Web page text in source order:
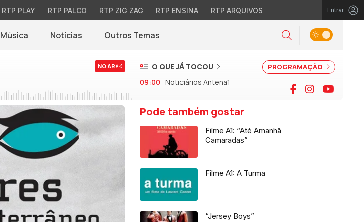
RTP PLAY RTP PALCO RTP ZIG ZAG RTP ENSINA RTP ARQUIVOS Entrar
Música Notícias(abre em nova janela)
Outros Temas Pesquisar
Alternar tema
NO AR PROGRAMAÇÃO
O QUE JÁ TOCOU
09:00 Noticiários Antena1 Facebook
Instagram
Pode também gostar
Filme A1: “Até Amanhã
Camaradas”
Filme A1: A Turma
“Jersey Boys”